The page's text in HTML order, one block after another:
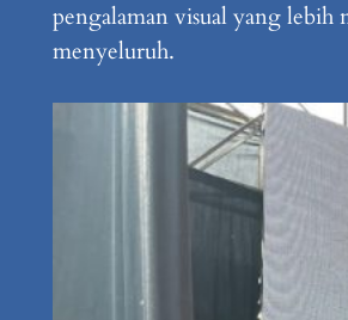
pengalaman visual yang lebih
menyeluruh.